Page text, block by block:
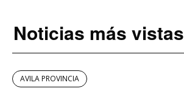
Noticias más vistas
AVILA PROVINCIA